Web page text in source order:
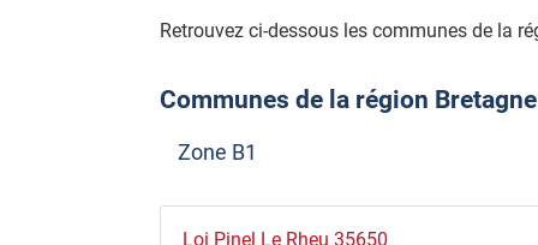
Retrouvez ci-dessous les communes de la
Communes de la région
Zone B1
Loi Pinel Le Rheu 35650